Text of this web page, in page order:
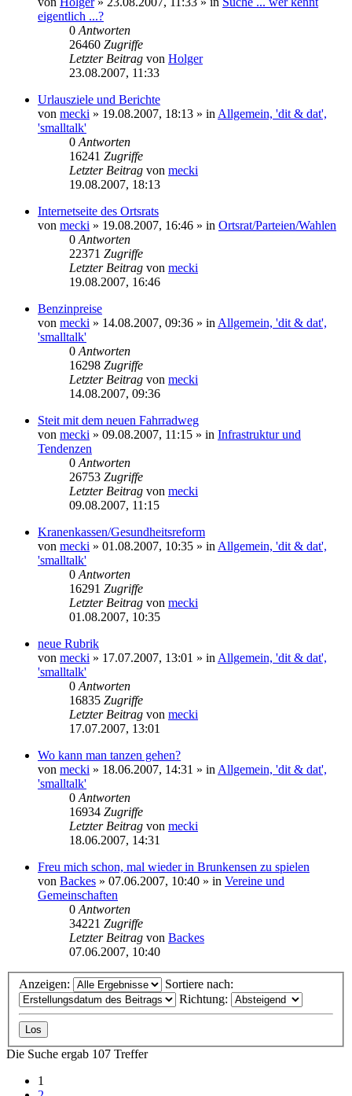
eigentlich ...?
0 Antworten
26460 Zugriffe
Letzter Beitrag von Holger
23.08.2007, 11:33
Urlausziele und Berichte
von mecki » 19.08.2007, 18:13 » in Allgemein, 'dit & dat',
'smalltalk'
0 Antworten
16241 Zugriffe
Letzter Beitrag von mecki
19.08.2007, 18:13
Internetseite des Ortsrats
von mecki » 19.08.2007, 16:46 » in Ortsrat/Parteien/Wahlen
0 Antworten
22371 Zugriffe
Letzter Beitrag von mecki
19.08.2007, 16:46
Benzinpreise
von mecki » 14.08.2007, 09:36 » in Allgemein, 'dit & dat',
'smalltalk'
0 Antworten
16298 Zugriffe
Letzter Beitrag von mecki
14.08.2007, 09:36
Steit mit dem neuen Fahrradweg
von mecki » 09.08.2007, 11:15 » in Infrastruktur und
Tendenzen
0 Antworten
26753 Zugriffe
Letzter Beitrag von mecki
09.08.2007, 11:15
Kranenkassen/Gesundheitsreform
von mecki » 01.08.2007, 10:35 » in Allgemein, 'dit & dat',
'smalltalk'
0 Antworten
16291 Zugriffe
Letzter Beitrag von mecki
01.08.2007, 10:35
neue Rubrik
von mecki » 17.07.2007, 13:01 » in Allgemein, 'dit & dat',
'smalltalk'
0 Antworten
16835 Zugriffe
Letzter Beitrag von mecki
17.07.2007, 13:01
Wo kann man tanzen gehen?
von mecki » 18.06.2007, 14:31 » in Allgemein, 'dit & dat',
'smalltalk'
0 Antworten
16934 Zugriffe
Letzter Beitrag von mecki
18.06.2007, 14:31
Freu mich schon, mal wieder in Brunkensen zu spielen
von Backes » 07.06.2007, 10:40 » in Vereine und
Gemeinschaften
0 Antworten
34221 Zugriffe
Letzter Beitrag von Backes
07.06.2007, 10:40
Anzeigen:
Sortiere nach:
Richtung:
Die Suche ergab 107 Treffer
1